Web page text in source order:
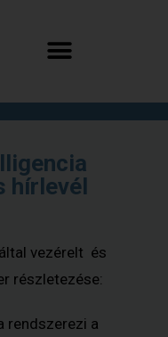
hírlevél
által vezérelt és
részletezése:
rendszerezi a